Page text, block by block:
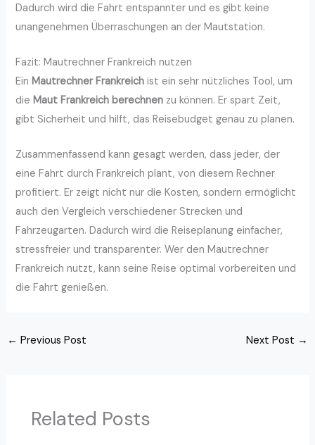
Dadurch wird die Fahrt entspannter und es gibt keine
unangenehmen Überraschungen an der Mautstation.
Fazit: Mautrechner Frankreich nutzen
EinMautrechner Frankreich ist ein sehr nützliches Tool, um
dieMaut Frankreich berechnen zu können. Er spart Zeit,
gibt Sicherheit und hilft, das Reisebudget genau zu planen.
Zusammenfassend kann gesagt werden, dass jeder, der
eine Fahrt durch Frankreich plant, von diesem Rechner
profitiert. Er zeigt nicht nur die Kosten, sondern ermöglicht
auch den Vergleich verschiedener Strecken und
Fahrzeugarten. Dadurch wird die Reiseplanung einfacher,
stressfreier und transparenter. Wer den Mautrechner
Frankreich nutzt, kann seine Reise optimal vorbereiten und
die Fahrt genießen.
← Previous Post Next Post →
Related Posts